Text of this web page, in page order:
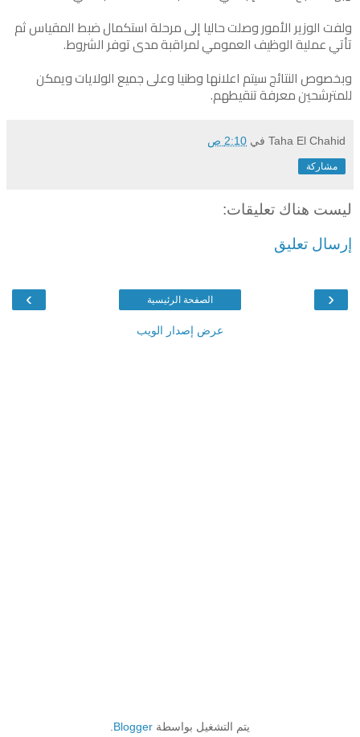
ولفت الوزير الأمور وصلت حاليا إلى مرحلة استكمال ضبط المقياس ثم
تأتي عملية الوظيف العمومي لمراقبة مدى توفر الشروط.
وبخصوص النتائج سيتم اعلانها وطنيا وعلى جميع الولايات ويمكن
للمترشحين معرفة تنقيطهم.
Taha El Chahid في 2:10 ص
مشاركة
ليست هناك تعليقات:
إرسال تعليق
‹
› الصفحة الرئيسية
عرض إصدار الويب
يتم التشغيل بواسطة Blogger